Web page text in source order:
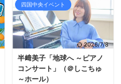
四国中央イベント
2026/7/8
半﨑美子「地球へ ～ピアノ
コンサート」（＠しこちゅ
～ホール）